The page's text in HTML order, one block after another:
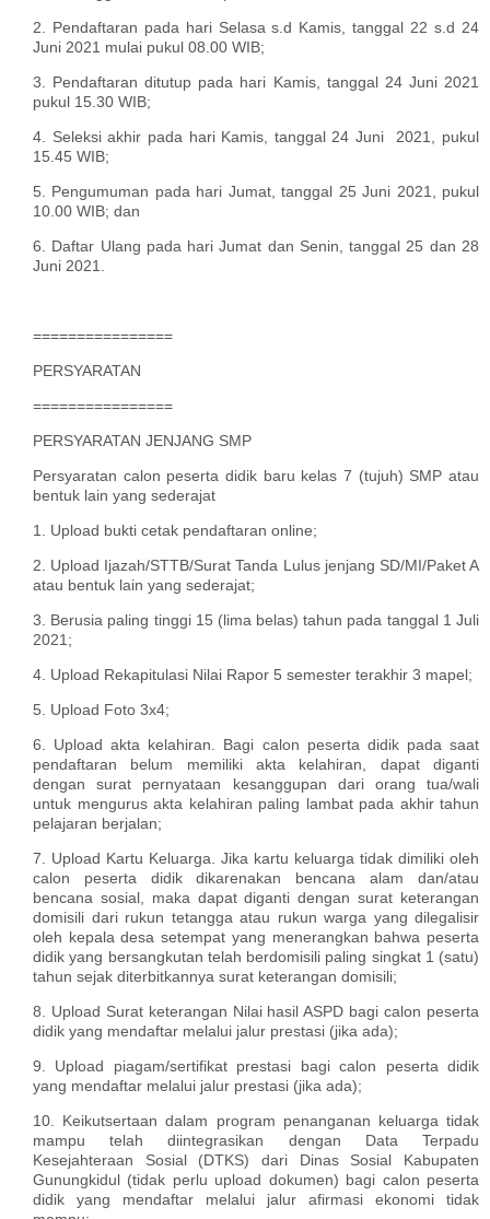
2. Pendaftaran pada hari Selasa s.d Kamis, tanggal 22 s.d 24
Juni 2021 mulai pukul 08.00 WIB;
3. Pendaftaran ditutup pada hari Kamis, tanggal 24 Juni 2021
pukul 15.30 WIB;
4. Seleksi akhir pada hari Kamis, tanggal 24 Juni 2021, pukul
15.45 WIB;
5. Pengumuman pada hari Jumat, tanggal 25 Juni 2021, pukul
10.00 WIB; dan
6. Daftar Ulang pada hari Jumat dan Senin, tanggal 25 dan 28
Juni 2021.
================
PERSYARATAN
================
PERSYARATAN JENJANG SMP
Persyaratan calon peserta didik baru kelas 7 (tujuh) SMP atau
bentuk lain yang sederajat
1. Upload bukti cetak pendaftaran online;
2. Upload Ijazah/STTB/Surat Tanda Lulus jenjang SD/MI/Paket A
atau bentuk lain yang sederajat;
3. Berusia paling tinggi 15 (lima belas) tahun pada tanggal 1 Juli
2021;
4. Upload Rekapitulasi Nilai Rapor 5 semester terakhir 3 mapel;
5. Upload Foto 3x4;
6. Upload akta kelahiran. Bagi calon peserta didik pada saat
pendaftaran belum memiliki akta kelahiran, dapat diganti
dengan surat pernyataan kesanggupan dari orang tua/wali
untuk mengurus akta kelahiran paling lambat pada akhir tahun
pelajaran berjalan;
7. Upload Kartu Keluarga. Jika kartu keluarga tidak dimiliki oleh
calon peserta didik dikarenakan bencana alam dan/atau
bencana sosial, maka dapat diganti dengan surat keterangan
domisili dari rukun tetangga atau rukun warga yang dilegalisir
oleh kepala desa setempat yang menerangkan bahwa peserta
didik yang bersangkutan telah berdomisili paling singkat 1 (satu)
tahun sejak diterbitkannya surat keterangan domisili;
8. Upload Surat keterangan Nilai hasil ASPD bagi calon peserta
didik yang mendaftar melalui jalur prestasi (jika ada);
9. Upload piagam/sertifikat prestasi bagi calon peserta didik
yang mendaftar melalui jalur prestasi (jika ada);
10. Keikutsertaan dalam program penanganan keluarga tidak
mampu telah diintegrasikan dengan Data Terpadu
Kesejahteraan Sosial (DTKS) dari Dinas Sosial Kabupaten
Gunungkidul (tidak perlu upload dokumen) bagi calon peserta
didik yang mendaftar melalui jalur afirmasi ekonomi tidak